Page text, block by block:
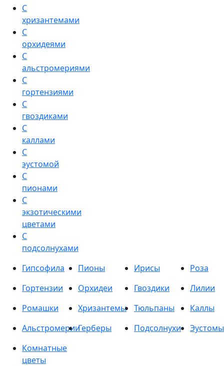
С
хризантемами
С
орхидеями
С
альстромериями
С
гортензиями
С
гвоздиками
С
каллами
С
эустомой
С
пионами
С
экзотическими
цветами
С
подсолнухами
Гипсофила
Пионы Ирисы
Роза
Гортензии
Орхидеи Гвоздики
Лилии
Ромашки
Хризантемы Тюльпаны
Каллы
АльстромерииГерберы Подсолнухи
Эустомы
Комнатные
цветы